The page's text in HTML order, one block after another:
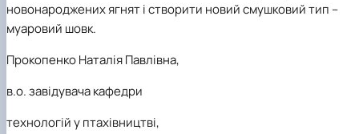
новонароджених ягнят і створити новий смушковий тип –
муаровий шовк.
Прокопенко Наталія Павлівна,
в.о.завідувача кафедри
технологій у птахівництві,